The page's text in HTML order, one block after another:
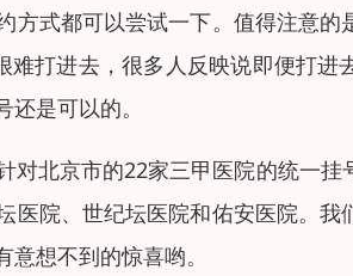
方式都可以尝试一下。值得注意
打进去，很多人反映说即便打进
是可以的。
对北京市的22家三甲医院的统一
医院、世纪坛医院和佑安医院。
想不到的惊喜哟。